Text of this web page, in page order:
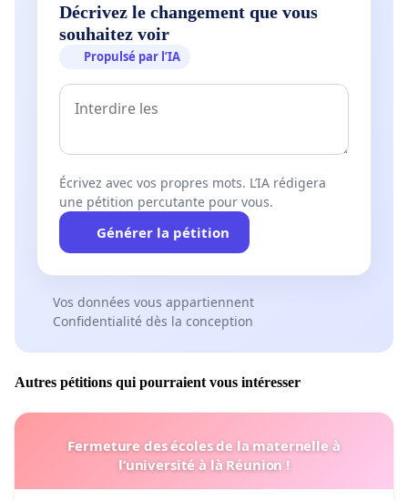
Décrivez le changement que vous
souhaitez voir
Propulsé par l’IA
Écrivez avec vos propres mots. L’IA rédigera
une pétition percutante pour vous.
Générer la pétition
Vos données vous appartiennent
Confidentialité dès la conception
Autres pétitions qui pourraient vous intéresser
Fermeture des écoles de la maternelle à
l’université à là Réunion !